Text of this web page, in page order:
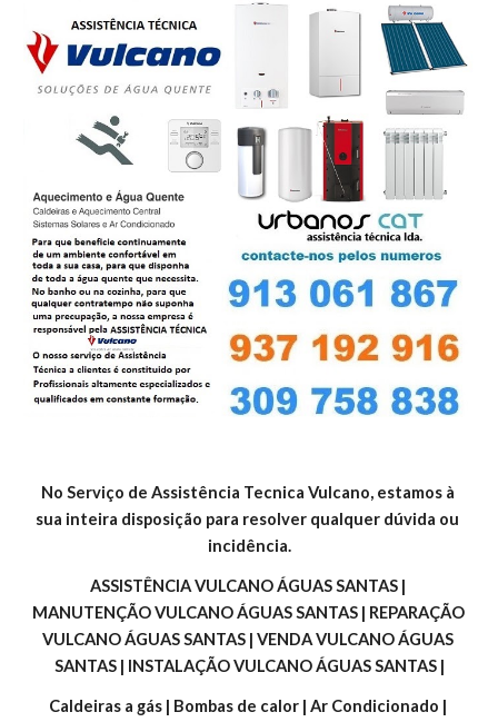
No Serviço de Assistência Tecnica Vulcano, estamos à
sua inteira disposição para resolver qualquer dúvida ou
incidência.
ASSISTÊNCIA VULCANO ÁGUAS SANTAS |
MANUTENÇÃO VULCANO ÁGUAS SANTAS | REPARAÇÃO
VULCANO ÁGUAS SANTAS | VENDA VULCANO ÁGUAS
SANTAS | INSTALAÇÃO VULCANO ÁGUAS SANTAS |
Caldeiras a gás | Bombas de calor | Ar Condicionado |